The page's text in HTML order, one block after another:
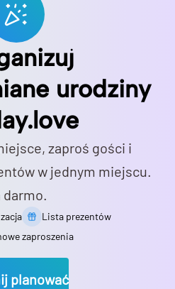
urodziny
zaproś gości i
w jednym miejscu.
darmo.
Lista prezentów
zaproszenia
planować